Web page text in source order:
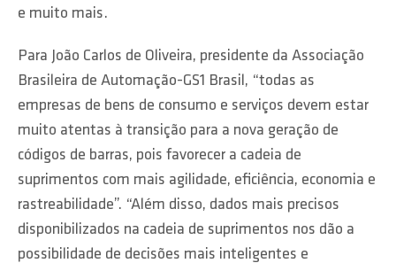
e muito mais.
Para João Carlos de Oliveira, presidente da Associação
Brasileira de Automação-GS1 Brasil, “todas as
empresas de bens de consumo e serviços devem estar
muito atentas à transição para a nova geração de
códigos de barras, pois favorecer a cadeia de
suprimentos com mais agilidade, eficiência, economia e
rastreabilidade”. “Além disso, dados mais precisos
disponibilizados na cadeia de suprimentos nos dão a
possibilidade de decisões mais inteligentes e